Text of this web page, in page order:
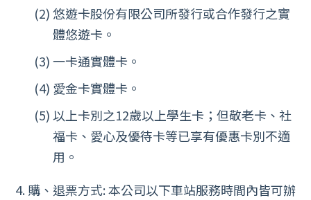
悠遊卡股份有限公司所發行或合作發行之實
體悠遊卡。
一卡通實體卡。
愛金卡實體卡。
以上卡別之12歲以上學生卡；但敬老卡、社
福卡、愛心及優待卡等已享有優惠卡別不適
用。
購、退票方式: 本公司以下車站服務時間內皆可辦